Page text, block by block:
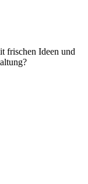
frischen Ideen und